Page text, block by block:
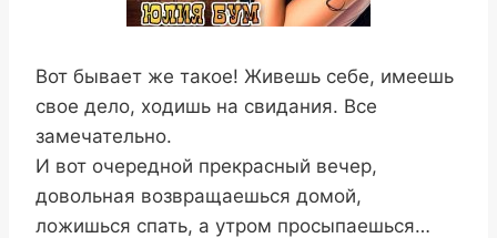
Вот бывает же такое! Живешь себе, имеешь
свое дело, ходишь на свидания. Все
замечательно.
И вот очередной прекрасный вечер,
довольная возвращаешься домой,
ложишься спать, а утром просыпаешься…